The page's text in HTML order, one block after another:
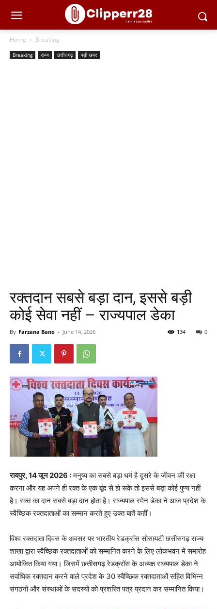
Home Breaking
Breaking राज्य छत्तीसगढ़ बड़ी खबर
रक्तदान सबसे बड़ा दान, इससे बड़ी
कोई सेवा नहीं – राज्यपाल डेका
By Farzana Bano - June 14, 2026 0
134
रायपुर, 14 जून 2026 :मनुष्य का सबसे बड़ा धर्म है दूसरे के जीवन की रक्षा
करना और यह अपने ही रक्त के एक बूंद से हो सके तो इससे बड़ा कोई पुण्य नहीं
है। रक्त का दान सबसे बड़ा दान होता है। राज्यपाल रमेन डेका ने आज प्रदेश के
स्वैच्छिक रक्तदाताओं का सम्मान करते हुए उक्त बातें कहीं।
विश्व रक्तदाता दिवस के अवसर पर भारतीय रेडक्रॉस सोसायटी छत्तीसगढ़ राज्य
शाखा द्वारा स्वैच्छिक रक्तदाताओं को सम्मानित करने के लिए लोकभवन में समारोह
आयोजित किया गया। जिसमें छत्तीसगढ़ रेडक्रॉस के अध्यक्ष राज्यपाल डेका ने
सर्वाधिक रक्तदान करने वाले प्रदेश के 30 स्वैच्छिक रक्तदाताओं सहित विभिन्न
संगठनों और संस्थाओं के सदस्यों को प्रशस्ति पत्र प्रदान कर सम्मानित किया।